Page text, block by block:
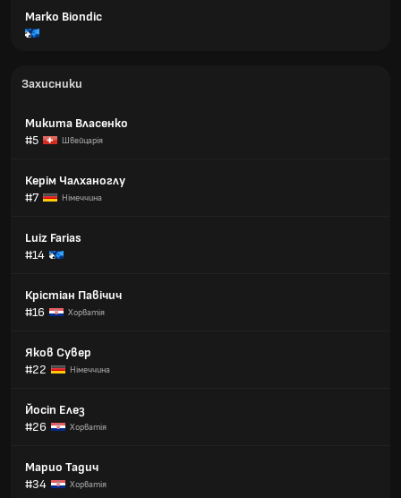
Marko Biondic
Захисники
Микита Власенко
#5
Швейцарія
Керім Чалханоглу
#7
Німеччина
Luiz Farias
#14
Крістіан Павічич
#16
Хорватія
Яков Сувер
#22
Німеччина
Йосіп Елез
#26
Хорватія
Марио Тадич
#34
Хорватія